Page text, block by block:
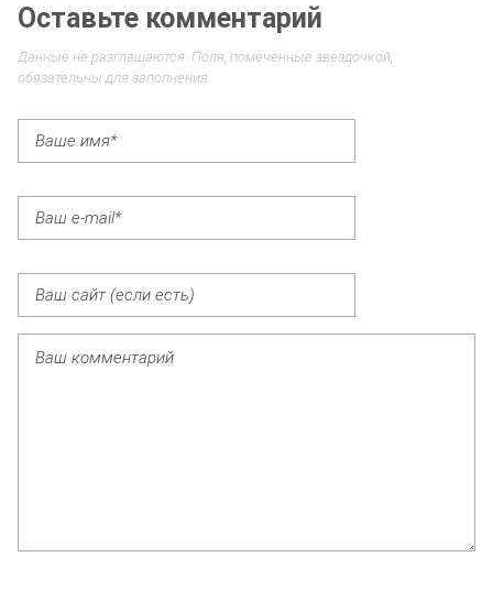
Оставьте комментарий
Данные не разглашаются. Поля, помеченные звездочкой,
обязательны для заполнения